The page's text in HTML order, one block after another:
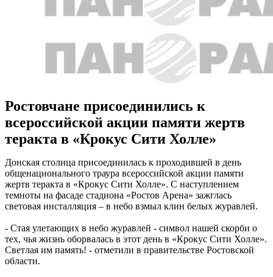
Ростовчане присоединились к
всероссийской акции памяти жертв
теракта в «Крокус Сити Холле»
Донская столица присоединилась к проходившей в день
общенационального траура всероссийской акции памяти
жертв теракта в «Крокус Сити Холле». С наступлением
темноты на фасаде стадиона «Ростов Арена» зажглась
световая инсталляция – в небо взмыл клин белых журавлей.
- Стая улетающих в небо журавлей - символ нашей скорби о
тех, чья жизнь оборвалась в этот день в «Крокус Сити Холле».
Светлая им память! - отметили в правительстве Ростовской
области.